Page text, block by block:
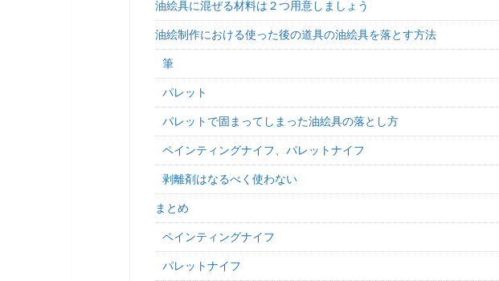
油絵具に混ぜる材料は２つ用意しましょう
油絵制作における使った後の道具の油絵具を落とす方法
筆
パレット
パレットで固まってしまった油絵具の落とし方
ペインティングナイフ、パレットナイフ
剥離剤はなるべく使わない
まとめ
ペインティングナイフ
パレットナイフ